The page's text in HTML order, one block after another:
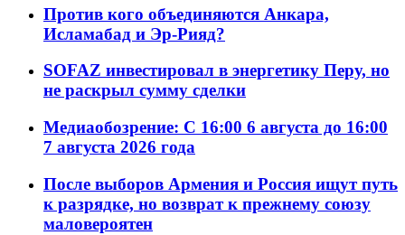
Против кого объединяются Анкара,
Исламабад и Эр-Рияд?
SOFAZ инвестировал в энергетику Перу, но
не раскрыл сумму сделки
Медиаобозрение: С 16:00 6 августа до 16:00
7 августа 2026 года
После выборов Армения и Россия ищут путь
к разрядке, но возврат к прежнему союзу
маловероятен